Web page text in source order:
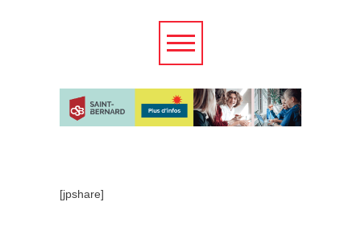
[jpshare]